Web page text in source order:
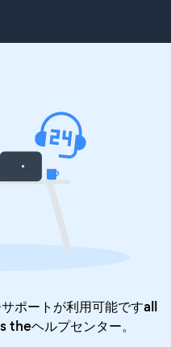
ポートが利用可能ですall
theヘルプセンター。